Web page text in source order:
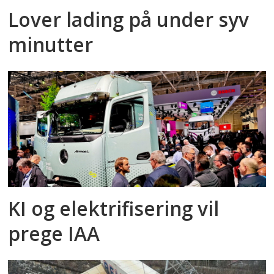
Lover lading på under syv
minutter
KI og elektrifisering vil
prege IAA